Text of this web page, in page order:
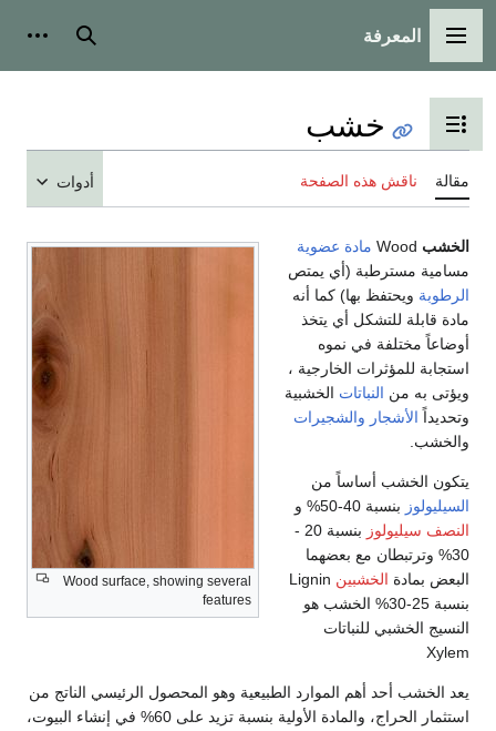
الرئيسية
المعرفة أدوات شخصية
عرض جدول المحتويات
خشب
ناقش هذه الصفحة
Wood surface, showing several
features
Wood مادة عضوية
مسترطبة (أي يمتص
ويحتفظ بها) كما أنه
للتشكل أي يتخذ
مختلفة في نموه
للمؤثرات الخارجية ،
منالنباتات الخشبية
الأشجار والشجيرات
أساساً من
بنسبة 40-50% و
بنسبة 20 -
مع بعضهما
الخشبين Lignin
بنسبة 25-30% الخشب هو
للنباتات
أحد أهم الموارد الطبيعية وهو المحصول الرئيسي الناتج من
استثمار الحراج، والمادة الأولية بنسبة تزيد على 60% في إنشاء البيوت،